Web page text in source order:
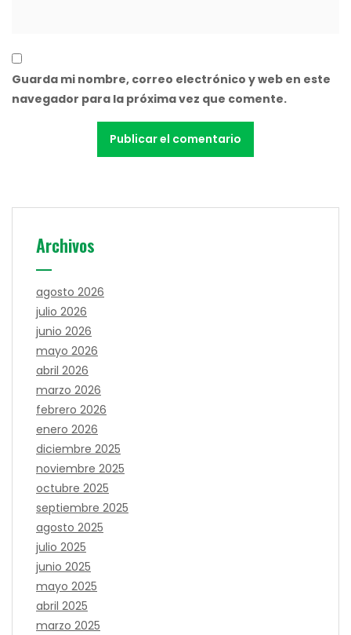
Guarda mi nombre, correo electrónico y web en este
navegador para la próxima vez que comente.
Archivos
agosto 2026
julio 2026
junio 2026
mayo 2026
abril 2026
marzo 2026
febrero 2026
enero 2026
diciembre 2025
noviembre 2025
octubre 2025
septiembre 2025
agosto 2025
julio 2025
junio 2025
mayo 2025
abril 2025
marzo 2025